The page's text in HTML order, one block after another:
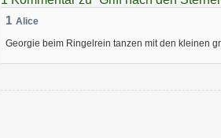
1 Alice
Georgie beim Ringelrein tanzen mit den kleinen